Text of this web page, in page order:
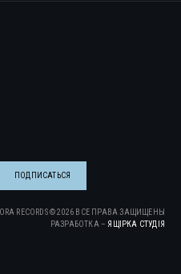
RECORDS ©2026 ВСЕ ПРАВА ЗАЩИЩЕНЫ
РАЗРАБОТКА – ЯЩІРКА CТУДІЯ